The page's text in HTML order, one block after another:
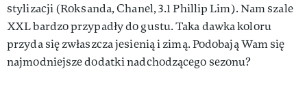
stylizacji (Roksanda, Chanel, 3.1 Phillip Lim). Nam szale
XXL bardzo przypadły do gustu. Taka dawka koloru
przyda się zwłaszcza jesienią i zimą. Podobają Wam się
najmodniejsze dodatki nadchodzącego sezonu?